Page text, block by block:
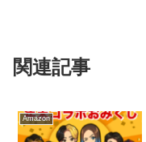
関連記事
Amazon